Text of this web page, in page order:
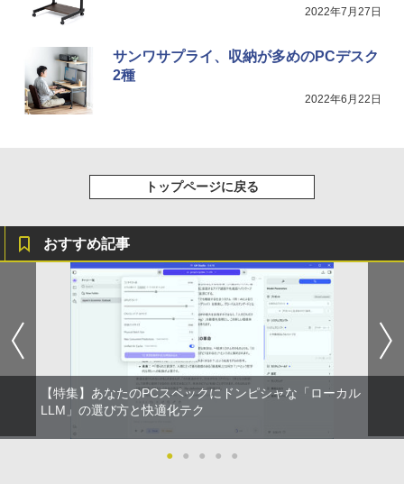
2022年7月27日
サンワサプライ、収納が多めのPCデスク
2種
2022年6月22日
トップページに戻る
おすすめ記事
【特集】あなたのPCスペックにドンピシャな「ローカル
LLM」の選び方と快適化テク
● ● ● ● ●